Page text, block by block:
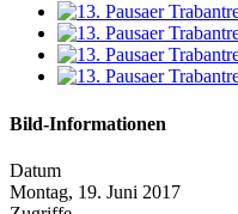
Bild-Informationen
Datum
Montag, 19. Juni 2017